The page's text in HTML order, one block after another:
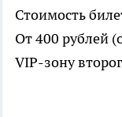
Стоимость
От 400 рублей
VIP-зону